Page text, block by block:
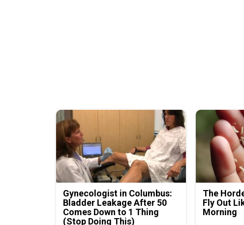
Gynecologist in Columbus:
Bladder Leakage After 50
Comes Down to 1 Thing
(Stop Doing This)
The
Fly Out
Morning